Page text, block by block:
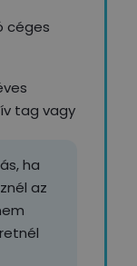
céges
tag vagy
ha
az